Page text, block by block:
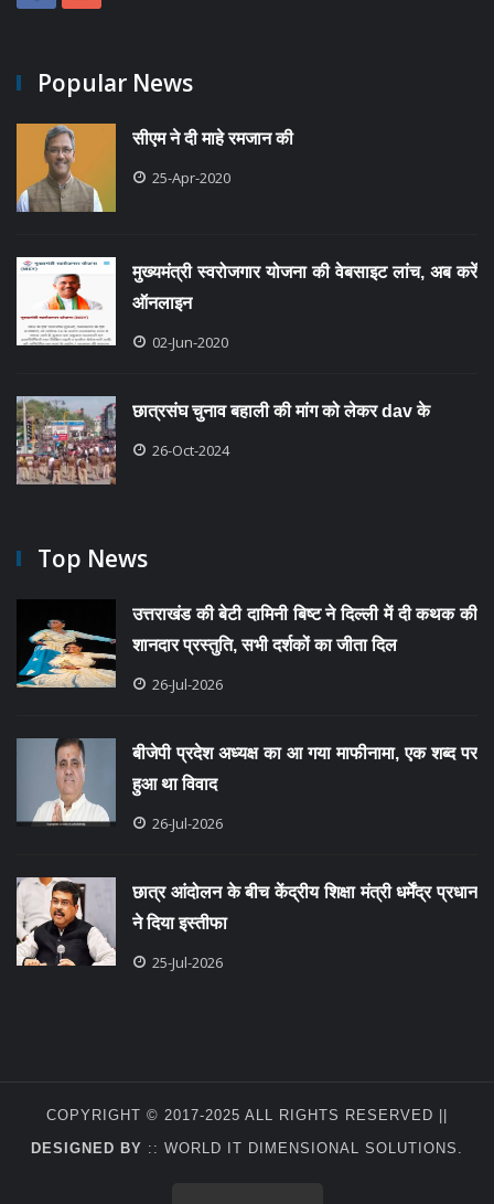
Popular News
सीएम ने दी माहे रमजान की
25-Apr-2020
मुख्यमंत्री स्वरोजगार योजना की वेबसाइट लांच, अब करें
ऑनलाइन
02-Jun-2020
छात्रसंघ चुनाव बहाली की मांग को लेकर dav के
26-Oct-2024
Top News
उत्तराखंड की बेटी दामिनी बिष्ट ने दिल्ली में दी कथक की
शानदार प्रस्तुति, सभी दर्शकों का जीता दिल
26-Jul-2026
बीजेपी प्रदेश अध्यक्ष का आ गया माफीनामा, एक शब्द पर
हुआ था विवाद
26-Jul-2026
छात्र आंदोलन के बीच केंद्रीय शिक्षा मंत्री धर्मेंद्र प्रधान
ने दिया इस्तीफा
25-Jul-2026
COPYRIGHT © 2017-2025 ALL RIGHTS RESERVED ||
DESIGNED BY :: WORLD IT DIMENSIONAL SOLUTIONS .